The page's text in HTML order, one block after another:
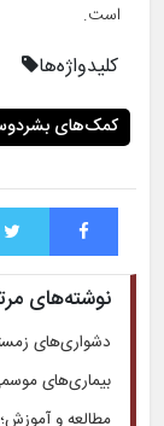
است.
کلیدواژه‌ها
کمک‌های
فیس بوک
نوشته‌های
دشواری‌های
بیماری‌های
مطالعه و